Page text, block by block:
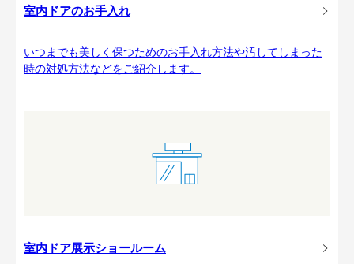
室内ドアのお手入れ
いつまでも美しく保つためのお手入れ方法や汚してしまった
時の対処方法などをご紹介します。
室内ドア展示ショールーム